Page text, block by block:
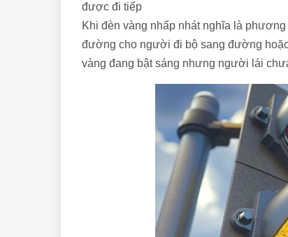
được đi tiếp
Khi đèn vàng nhấp nhát nghĩa là
đường cho người đi bộ sang đường
vàng đang bật sáng nhưng người lái